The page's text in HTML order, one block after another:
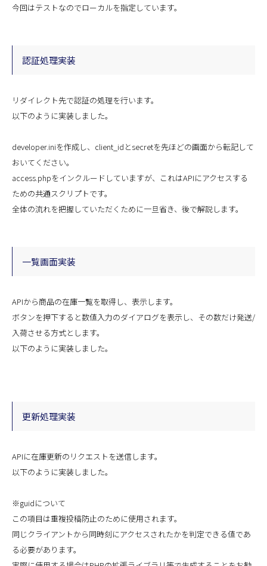
今回はテストなのでローカルを指定しています。
認証処理実装
リダイレクト先で認証の処理を行います。
以下のように実装しました。
developer.iniを作成し、client_idとsecretを先ほどの画面から転記して
おいてください。
access.phpをインクルードしていますが、これはAPIにアクセスする
ための共通スクリプトです。
全体の流れを把握していただくために一旦省き、後で解説します。
一覧画面実装
APIから商品の在庫一覧を取得し、表示します。
ボタンを押下すると数値入力のダイアログを表示し、その数だけ発送/
入荷させる方式とします。
以下のように実装しました。
更新処理実装
APIに在庫更新のリクエストを送信します。
以下のように実装しました。
※guidについて
この項目は重複投稿防止のために使用されます。
同じクライアントから同時刻にアクセスされたかを判定できる値であ
る必要があります。